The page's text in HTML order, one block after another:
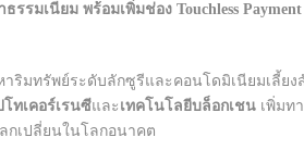
รมเนียม พร้อมเพิ่มช่อง Touchless
มทรัพย์ระดับลักซูรีและคอนโดมิเนียมเลี้ยง
ทเคอร์เรนซีและ เทคโนโลยีบล็อกเชน เพิ่มท
กเปลี่ยนในโลกอนาคต